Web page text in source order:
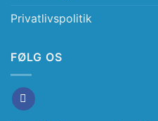
Privatlivspolitik
FØLG OS